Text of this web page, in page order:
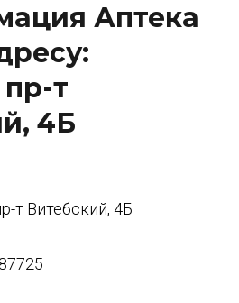
Аптека
т
4Б
т Витебский, 4Б